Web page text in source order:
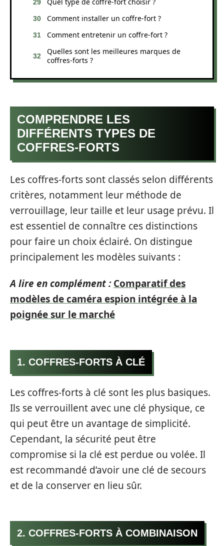
Comment installer un coffre-fort ?
Comment entretenir un coffre-fort ?
Quelles sont les meilleures marques de
coffres-forts ?
COMPRENDRE LES
DIFFÉRENTS TYPES DE
COFFRES-FORTS
Les coffres-forts sont classés selon différents
critères, notamment leur méthode de
verrouillage, leur taille et leur usage prévu. Il
est essentiel de connaître ces distinctions
pour faire un choix éclairé. On distingue
principalement les modèles suivants :
A lire en complément : Comparatif des
modèles de caméra espion intégrée à la
poignée sur le marché
1. COFFRES-FORTS À CLÉ
Les coffres-forts à clé sont les plus basiques.
Ils se verrouillent avec une clé physique, ce
qui peut être un avantage de simplicité.
Cependant, la sécurité peut être
compromise si la clé est perdue ou volée. Il
est recommandé d’avoir une clé de secours
et de la conserver en lieu sûr.
2. COFFRES-FORTS À COMBINAISON